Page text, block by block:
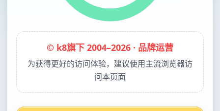
© k8旗下 2004–2026 · 品牌运营
为获得更好的访问体验，建议使用主流浏览器访
问本页面